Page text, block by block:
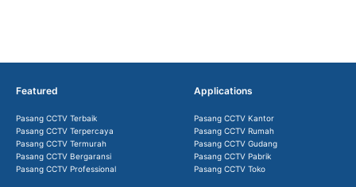
Featured
Pasang CCTV Terbaik
Pasang CCTV Terpercaya
Pasang CCTV Termurah
Pasang CCTV Bergaransi
Pasang CCTV Professional
Applications
Pasang CCTV Kantor
Pasang CCTV Rumah
Pasang CCTV Gudang
Pasang CCTV Pabrik
Pasang CCTV Toko